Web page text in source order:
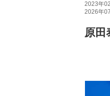
2023年
2026年
原田